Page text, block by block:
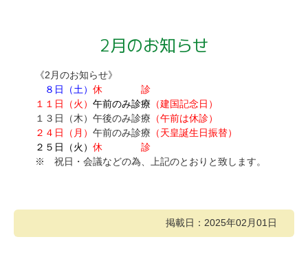
2月のお知らせ
《2月のお知らせ》
８日（土） 休 診
１１日（火） 午前のみ診療 （建国記念日）
１３日（木）午後のみ診療 （午前は休診）
２４日（月） 午前のみ診療 （天皇誕生日振替）
２５日（火） 休 診
※ 祝日・会議などの為、上記のとおりと致します。
掲載日：2025年02月01日